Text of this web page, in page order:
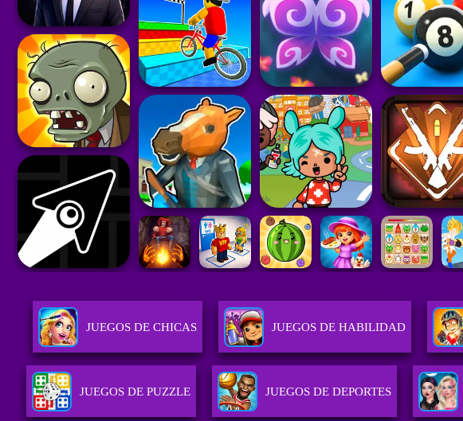
JUEGOS DE CHICAS JUEGOS DE HABILIDAD
JUEGOS DE PUZZLE JUEGOS DE DEPORTES